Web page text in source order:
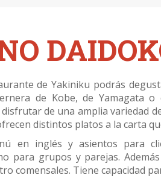
de Yakiniku podrás
de Kobe, de Yamagata
de una amplia variedad
distintos platos a la carta
en inglés y asientos para
para grupos y parejas.
comensales. Tiene capacidad